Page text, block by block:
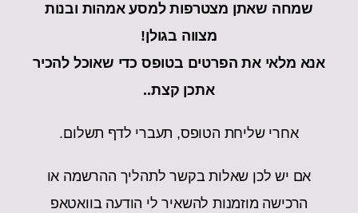
שמחה שאתן מצטרפות למסע אמהות ובנות
מצווה בגולן!
אנא מלאי את הפרטים בטופס כדי שאוכל להכיר
אתכן קצת..
אחרי שליחת הטופס, תעברי לדף תשלום.
אם יש לכן שאלות בקשר לתהליך ההרשמה או
הרכישה מוזמנות להשאיר לי הודעה בוואטאפ